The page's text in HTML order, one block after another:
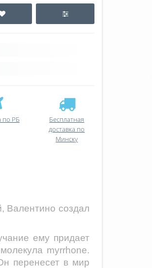
по РБ
Бесплатная
доставка по
Минску
Валентино создал
ему придает
myrrhone.
перенесет в мир